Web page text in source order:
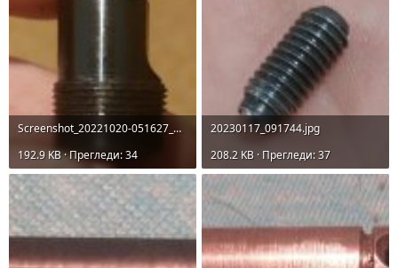
Screenshot_20221020-051627_Gallery.jpg
192.9 KB · Прегледи: 34
20230117_091744.jpg
208.2 KB · Прегледи: 37